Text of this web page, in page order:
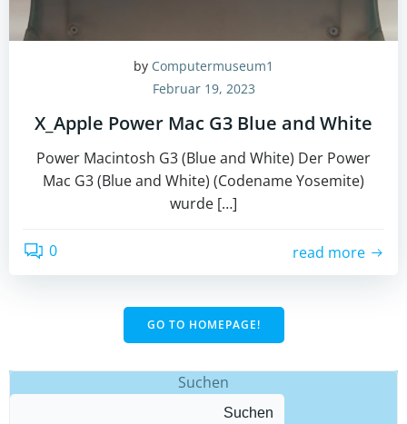
by Computermuseum1
Februar 19, 2023
X_Apple Power Mac G3 Blue and White
Power Macintosh G3 (Blue and White) Der Power
Mac G3 (Blue and White) (Codename Yosemite)
wurde […]
0 read more
GO TO HOMEPAGE!
Suchen
Suchen